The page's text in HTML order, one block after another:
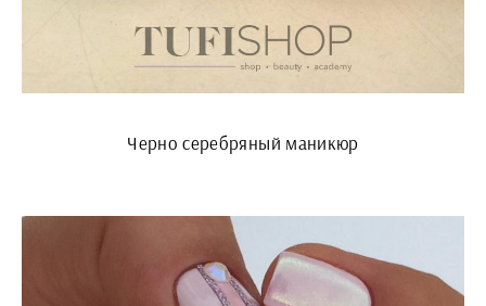
Черно серебряный маникюр